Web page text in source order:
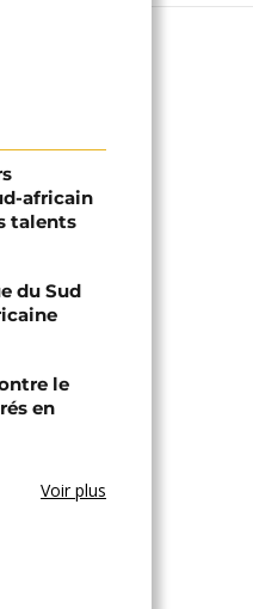
africain
talents
du Sud
le
en
Voir plus